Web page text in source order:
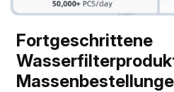
Fortgeschrittene